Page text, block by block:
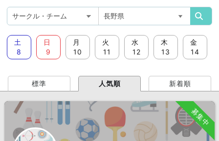
土
8
日
9
月
10
火
11
水
12
木
13
金
14
標準 人気順 新着順
募集中